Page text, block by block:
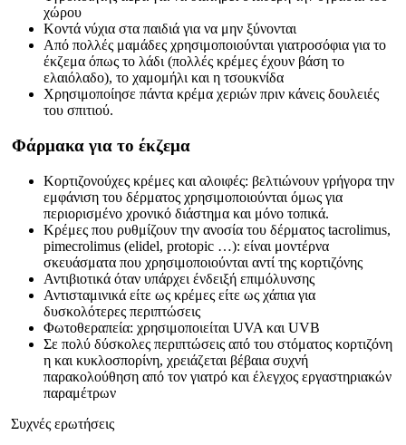
χώρου
Κοντά νύχια στα παιδιά για να μην ξύνονται
Από πολλές μαμάδες χρησιμοποιούνται γιατροσόφια για το
έκζεμα όπως το λάδι (πολλές κρέμες έχουν βάση το
ελαιόλαδο), το χαμομήλι και η τσουκνίδα
Χρησιμοποίησε πάντα κρέμα χεριών πριν κάνεις δουλειές
του σπιτιού.
Φάρμακα για το έκζεμα
Κορτιζονούχες κρέμες και αλοιφές: βελτιώνουν γρήγορα την
εμφάνιση του δέρματος χρησιμοποιούνται όμως για
περιορισμένο χρονικό διάστημα και μόνο τοπικά.
Κρέμες που ρυθμίζουν την ανοσία του δέρματος tacrolimus,
pimecrolimus (elidel, protopic …): είναι μοντέρνα
σκευάσματα που χρησιμοποιούνται αντί της κορτιζόνης
Αντιβιοτικά όταν υπάρχει ένδειξή επιμόλυνσης
Αντισταμινικά είτε ως κρέμες είτε ως χάπια για
δυσκολότερες περιπτώσεις
Φωτοθεραπεία: χρησιμοποιείται UVA και UVB
Σε πολύ δύσκολες περιπτώσεις από του στόματος κορτιζόνη
η και κυκλοσπορίνη, χρειάζεται βέβαια συχνή
παρακολούθηση από τον γιατρό και έλεγχος εργαστηριακών
παραμέτρων
Συχνές ερωτήσεις